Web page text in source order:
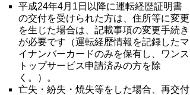
平成24年4月1日以降に運転経歴証明書
の交付を受けられた方は、住所等に変更
を生じた場合は、記載事項の変更手続き
が必要です（運転経歴情報を記録したマ
イナンバーカードのみを保有し、ワンス
トップサービス申請済みの方を除
く。）。
亡失・紛失・焼失等をした場合、再交付